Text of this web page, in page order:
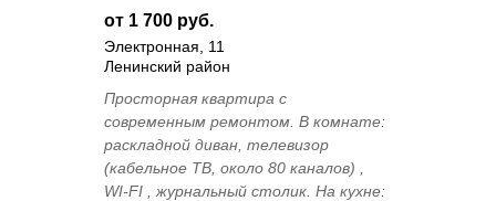
от 1 700 руб.
Электронная, 11
Ленинский район
Просторная квартира с
современным ремонтом. В комнате:
раскладной диван, телевизор
(кабельное ТВ, около 80 каналов) ,
WI-FI , журнальный столик. На кухне: